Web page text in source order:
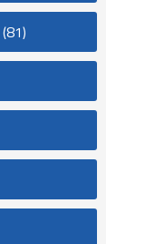
(81)